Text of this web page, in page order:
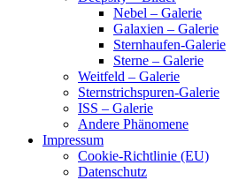
Nebel – Galerie
Galaxien – Galerie
Sternhaufen-Galerie
Sterne – Galerie
Weitfeld – Galerie
Sternstrichspuren-Galerie
ISS – Galerie
Andere Phänomene
Impressum
Cookie-Richtlinie (EU)
Datenschutz